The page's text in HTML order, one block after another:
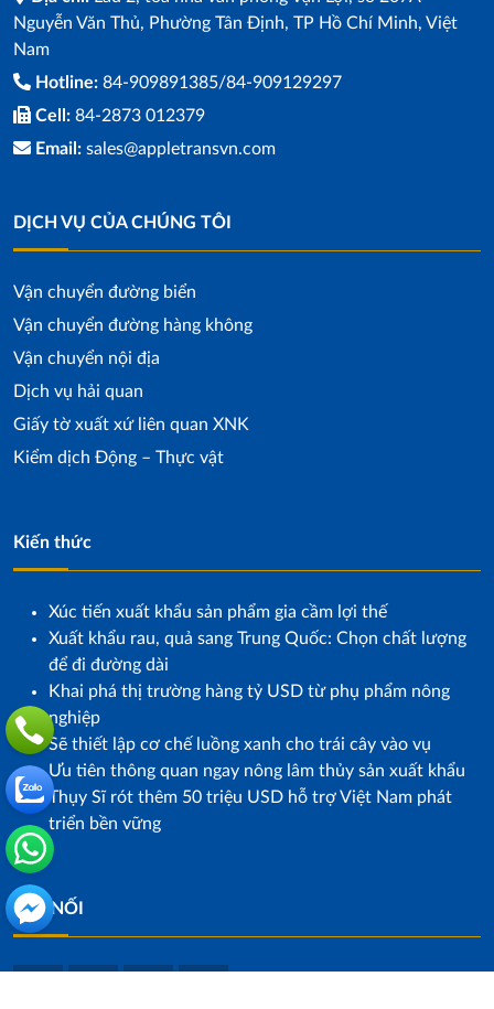
Nguyễn Văn Thủ, Phường Tân Định, TP Hồ Chí Minh, Việt
Nam
Hotline: 84-909891385/84-909129297
Cell: 84-2873 012379
Email: sales@appletransvn.com
DỊCH VỤ CỦA CHÚNG TÔI
Vận chuyển đường biển
Vận chuyển đường hàng không
Vận chuyển nội địa
Dịch vụ hải quan
Giấy tờ xuất xứ liên quan XNK
Kiểm dịch Động – Thực vật
Kiến thức
Xúc tiến xuất khẩu sản phẩm gia cầm lợi thế
Xuất khẩu rau, quả sang Trung Quốc: Chọn chất lượng
để đi đường dài
Khai phá thị trường hàng tỷ USD từ phụ phẩm nông
nghiệp
Sẽ thiết lập cơ chế luồng xanh cho trái cây vào vụ
Ưu tiên thông quan ngay nông lâm thủy sản xuất khẩu
Thụy Sĩ rót thêm 50 triệu USD hỗ trợ Việt Nam phát
triển bền vững
KẾT NỐI